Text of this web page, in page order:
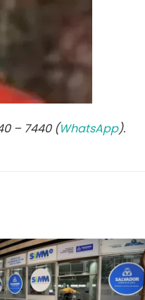
– 7440 (WhatsApp).